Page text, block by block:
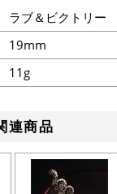
ラブ＆ビクトリー
19mm
11g
連商品